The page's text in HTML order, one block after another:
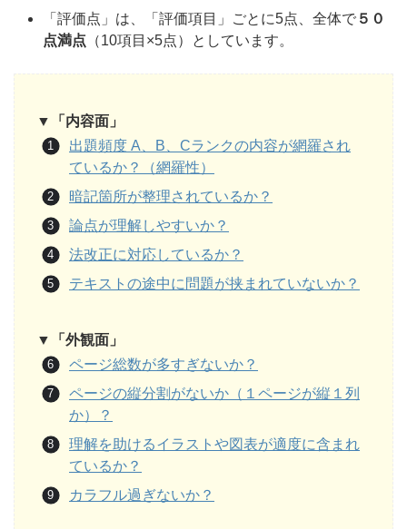
「評価点」は、「評価項目」ごとに5点、全体で ５０
点満点 （10項目×5点）としています。
▼「内容面」
出題頻度 A、B、Cランクの内容が網羅され
ているか？（網羅性）
暗記箇所が整理されているか？
論点が理解しやすいか？
法改正に対応しているか？
テキストの途中に問題が挟まれていないか？
▼「外観面」
ページ総数が多すぎないか？
ページの縦分割がないか（１ページが縦１列
か）？
理解を助けるイラストや図表が適度に含まれ
ているか？
カラフル過ぎないか？